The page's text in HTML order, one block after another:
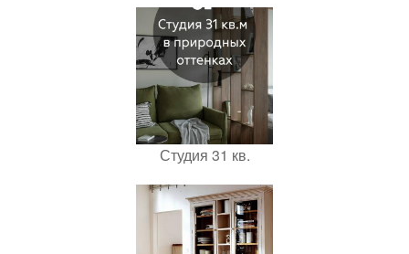
Студия 31 кв.